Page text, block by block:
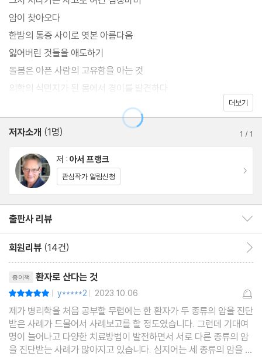
들, 즉 질병(고환암)의 증상―시도해본 치료법―치료 과정에서 겪
은 어려움과 고통―치료 성공과 일상으로의 복귀―다른 암환자들
을 위한 조언으로 이어지는 이야기 이상이기 때문이다. 이 책은 질병
경험에 대한 ‘서술’을 넘어 질병 경험에 대한 ‘사유’로, 저자 자신이
질병을 경험하면서 배운 것들을 짚어가며 인간의 삶에서 질병의 의
암이 찾아오다
한밤의 통증 사이로 엿본 아름다움
잃어버린 것들을 애도하기
돌봄은 아픈 사람의 고유함을 아는 것
의학의 식민지가 된 몸에서 경이를 발견하다
아픈 사람에게 강요되는 긍정적인 겉모습
화학요법 그리고 질병 안에서 발견한 모험
질병은 싸워야 하는 대상이 아니다
암과 낙인
질병을 부정하는 사람들, 인정하는 사람들
회복 의례
덤으로 얻은 삶
개정판 후기
도움 받은 문헌
감사의 말
옮긴이의 말
더보기
저자소개 (1명) 1 /1
저 : 아서 프랭크
관심작가 알림신청
출판사 리뷰
회원리뷰 (14건)
종이책 환자로 산다는 것
| y*****2 | 2023.10.06
제가 병리학을 처음 공부할 무렵에는 한 환자가 두 종류의 암을 진단
받은 사례가 드물어서 사례보고를 할 정도였습니다. 그런데 기대여
명이 늘어나고 다양한 치료방법이 발전하면서 서로 다른 종류의 암
을 진단받는 사례가 많아지고 있습니다. 심지어는 세 종류의 암을 진